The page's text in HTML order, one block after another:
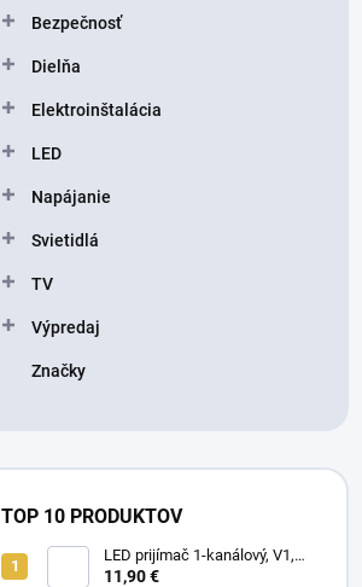
Bezpečnosť
Dielňa
Elektroinštalácia
LED
Napájanie
Svietidlá
TV
Výpredaj
Značky
TOP 10 PRODUKTOV
LED prijímač 1-kanálový, V1,
5-36V, 8A, 40-288W
11,90 €